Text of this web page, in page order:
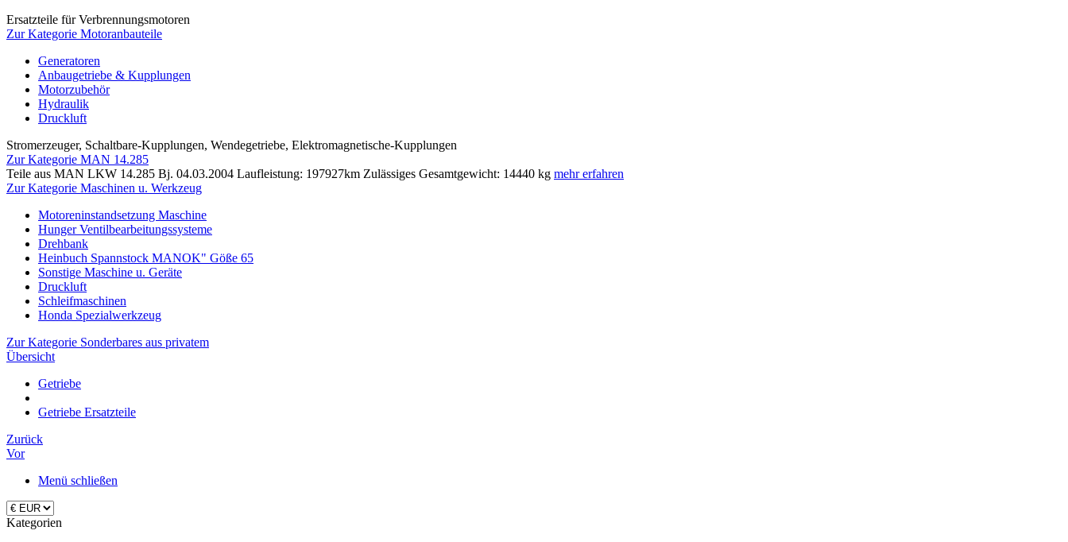
Ersatzteile für Verbrennungsmotoren
Zur Kategorie Motoranbauteile
Generatoren
Anbaugetriebe & Kupplungen
Motorzubehör
Hydraulik
Druckluft
Stromerzeuger, Schaltbare-Kupplungen, Wendegetriebe, Elektromagnetische-Kupplungen
Zur Kategorie MAN 14.285
Teile aus MAN LKW 14.285 Bj. 04.03.2004 Laufleistung: 197927km Zulässiges Gesamtgewicht: 14440 kg mehr erfahren
Zur Kategorie Maschinen u. Werkzeug
Motoreninstandsetzung Maschine
Hunger Ventilbearbeitungssysteme
Drehbank
Heinbuch Spannstock MANOK" Göße 65
Sonstige Maschine u. Geräte
Druckluft
Schleifmaschinen
Honda Spezialwerkzeug
Zur Kategorie Sonderbares aus privatem
Übersicht
Getriebe
Getriebe Ersatzteile
Zurück
Vor
Menü schließen
Kategorien